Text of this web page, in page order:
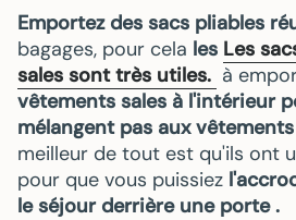
Emportez des sacs pliables
bagages, pour cela les Les
sales sont très utiles. à
vêtements sales à l'intérieur
mélangent pas aux
meilleur de tout est qu'ils ont
pour que vous puissiez
le séjour derrière une porte .